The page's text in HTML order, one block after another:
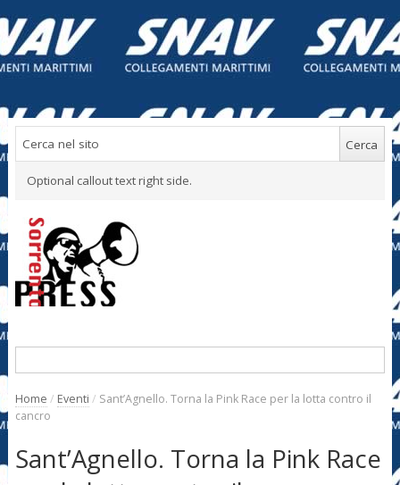
Optional callout text right side.
Home / Eventi / Sant’Agnello. Torna la Pink Race per la lotta contro il
cancro
Sant’Agnello. Torna la Pink Race